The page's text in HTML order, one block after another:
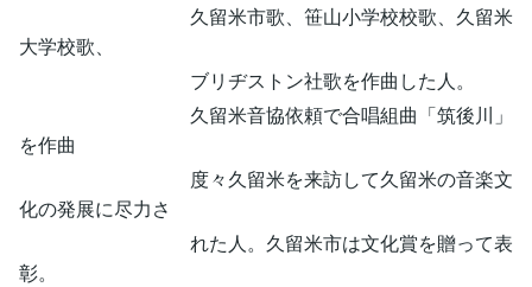
久留米市歌、笹山小学校校歌、久留米
大学校歌、
ブリヂストン社歌を作曲した人。
久留米音協依頼で合唱組曲「筑後川」
を作曲
度々久留米を来訪して久留米の音楽文
化の発展に尽力さ
れた人。久留米市は文化賞を贈って表
彰。